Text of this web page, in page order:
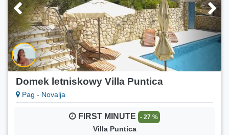
Liczba osób:4
Min. pobyt:4 nocy
Domek letniskowy Villa Puntica
Pag - Novalja
FIRST MINUTE - 27 %
Villa Puntica